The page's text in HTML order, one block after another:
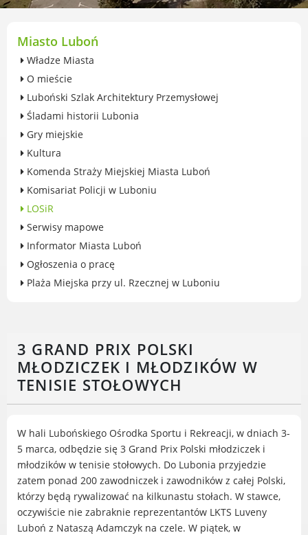
przekształceniowa
Ochrona środowiska
Edukacja ekologiczna
SZYKUJ SIĘ NA ZMIANY KLIMATU
Komunikacja miejska
Rolnictwo
Zwierzęta
Centrum Organizacji Pozarządowych
Karty honorowane w Luboniu
Konsultacje społeczne i ewaluacje
Luboński Budżet Obywatelski
Konkursy miejskie
Fundusze UE i krajowe
Zdrowie
Porady prawne
Wydarzenia
Likwidacja barier - seniorzy i osoby z
niepełnosprawnościami
MIASTO LUBOŃ
3 GRAND PRIX POLSKI
MŁODZICZEK I MŁODZIKÓW W
TENISIE STOŁOWYCH
W hali Lubońskiego Ośrodka Sportu i Rekreacji, w dniach 3-
5 marca, odbędzie się 3 Grand Prix Polski młodziczek i
młodzików w tenisie stołowych. Do Lubonia przyjedzie
zatem ponad 200 zawodniczek i zawodników z całej Polski,
którzy będą rywalizować na kilkunastu stołach. W stawce,
oczywiście nie zabraknie reprezentantów LKTS Luveny
Luboń z Nataszą Adamczyk na czele. W piątek, w
Miasto Luboń
Władze Miasta
O mieście
Luboński Szlak Architektury Przemysłowej
Śladami historii Lubonia
Gry miejskie
Kultura
Komenda Straży Miejskiej Miasta Luboń
Komisariat Policji w Luboniu
LOSiR
Serwisy mapowe
Informator Miasta Luboń
Ogłoszenia o pracę
Plaża Miejska przy ul. Rzecznej w Luboniu